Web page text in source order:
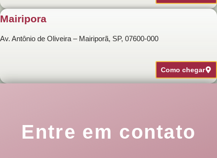
Mairipora
Av. Antônio de Oliveira – Mairiporã, SP, 07600-000
Como chegar
Entre em contato